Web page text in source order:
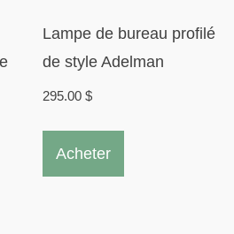
Lampe de bureau profilé
de style Adelman
295.00$
Acheter